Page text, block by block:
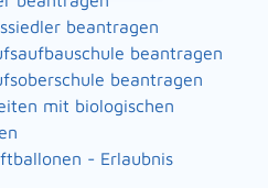
beantragen
beantragen
beantragen
mit biologischen
- Erlaubnis